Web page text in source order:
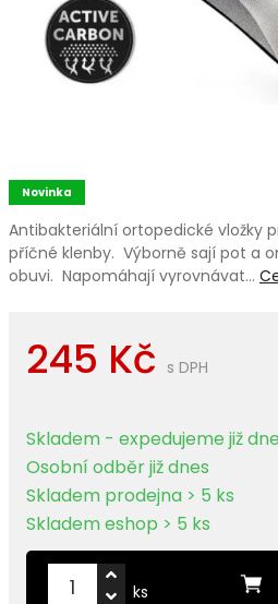
Novinka
Antibakteriální ortopedické vložky
příčné klenby. Výborně sají pot a
obuvi. Napomáhají vyrovnávat…
245 Kč s DPH
Skladem - expedujeme již
Osobní odběr již dnes
Skladem prodejna > 5 ks
Skladem eshop > 5 ks
ks